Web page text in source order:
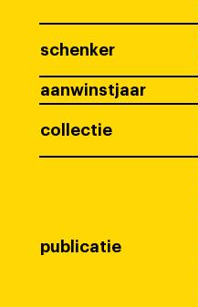
schenker
aanwinstjaar
collectie
publicatie